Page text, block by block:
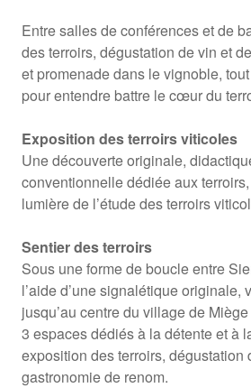
Entre salles de conférences et de
des terroirs, dégustation de vin et
et promenade dans le vignoble,
pour entendre battre le cœur du
Exposition des terroirs viticoles
Une découverte originale,
conventionnelle dédiée aux
lumière de l’étude des terroirs
Sentier des terroirs
Sous une forme de boucle entre
l’aide d’une signalétique originale,
jusqu’au centre du village de
3 espaces dédiés à la détente et à
exposition des terroirs, dégustation
gastronomie de renom.